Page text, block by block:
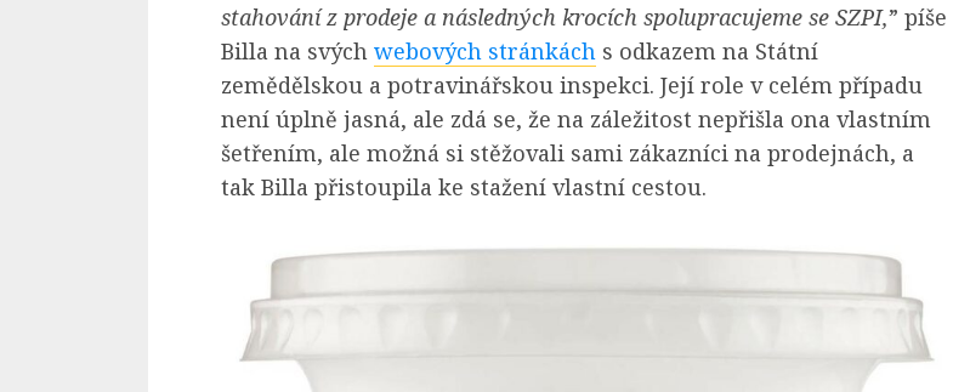
stahování z prodeje a následných krocích spolupracujeme se SZPI,” píše
Billa na svých webových stránkách s odkazem na Státní
zemědělskou a potravinářskou inspekci. Její role v celém případu
není úplně jasná, ale zdá se, že na záležitost nepřišla ona vlastním
šetřením, ale možná si stěžovali sami zákazníci na prodejnách, a
tak Billa přistoupila ke stažení vlastní cestou.